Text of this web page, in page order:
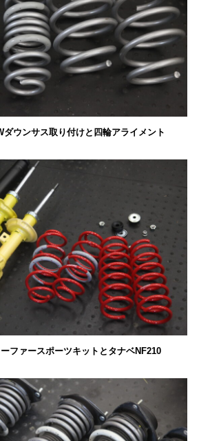
ダウンサス取り付けと四輪アライメント
ファースポーツキットとタナベNF210